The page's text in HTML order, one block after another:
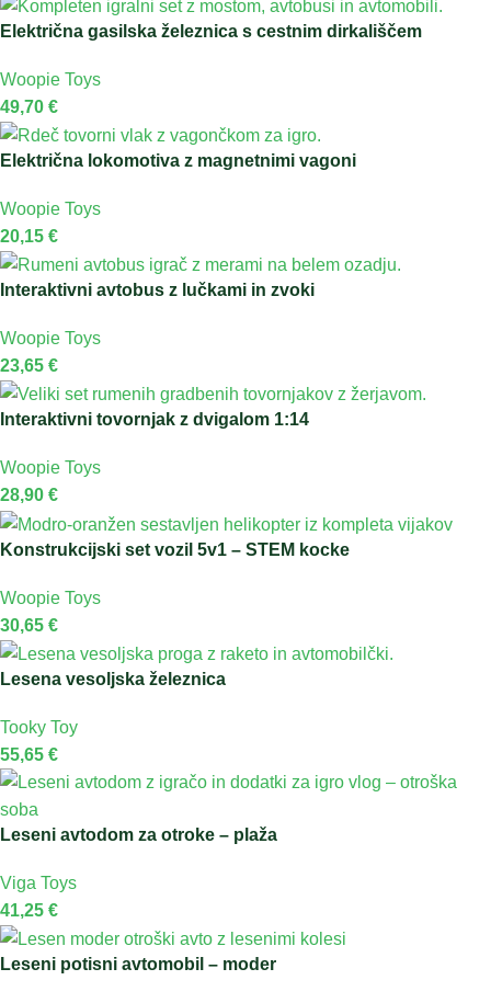
Električna gasilska železnica s cestnim dirkališčem
Woopie Toys
49,70 €
Električna lokomotiva z magnetnimi vagoni
Woopie Toys
20,15 €
Interaktivni avtobus z lučkami in zvoki
Woopie Toys
23,65 €
Interaktivni tovornjak z dvigalom 1:14
Woopie Toys
28,90 €
Konstrukcijski set vozil 5v1 – STEM kocke
Woopie Toys
30,65 €
Lesena vesoljska železnica
Tooky Toy
55,65 €
Leseni avtodom za otroke – plaža
Viga Toys
41,25 €
Leseni potisni avtomobil – moder